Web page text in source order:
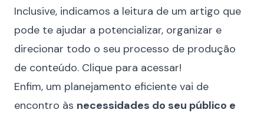
Inclusive, indicamos a leitura de um artigo que
pode te ajudar a potencializar, organizar e
direcionar todo o seu processo de produção
de conteúdo. Clique para acessar!
Enfim, um planejamento eficiente vai de
encontro às necessidades do seu público e